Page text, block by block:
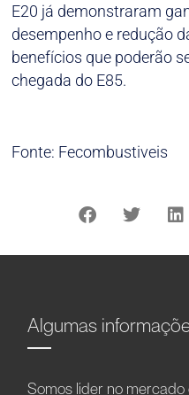
E20 já demonstraram
desempenho e redução
benefícios que poderão
chegada do E85.
Fonte: Fecombustiveis
Algumas
Somos líder no